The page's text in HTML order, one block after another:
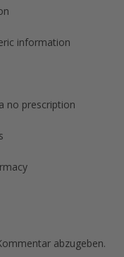
information
no prescription
abzugeben.